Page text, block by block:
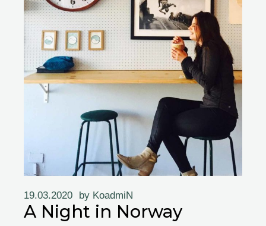
19.03.2020 by KoadmiN
A Night in Norway